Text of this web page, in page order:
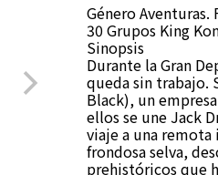
Género Aventuras.
30 Grupos King
Sinopsis
Durante la Gran
queda sin trabajo.
Black), un
ellos se une Jack
viaje a una
frondosa selva,
prehistóricos que